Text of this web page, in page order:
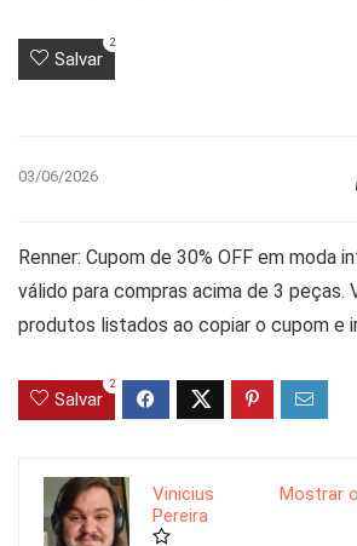
Salvar
2
03/06/2026
Renner: Cupom de 30% OFF em moda
válido para compras acima de 3 peças.
produtos listados ao copiar o cupom e
Salvar
2
Mostrar
Vinicius
Pereira